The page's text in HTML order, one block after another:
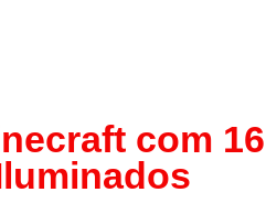
com